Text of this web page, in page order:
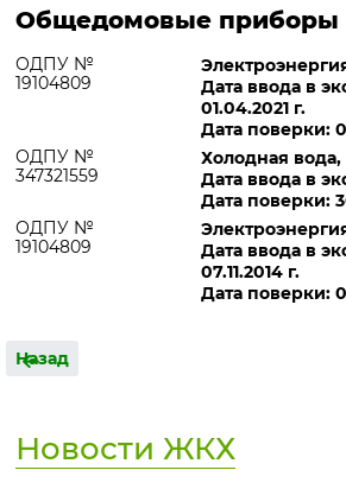
Общедомовые приборы
ОДПУ №
19104809
Дата ввода в
01.04.2021 г.
Дата поверки:
ОДПУ №
347321559
Холодная вода,
Дата ввода в
Дата поверки:
ОДПУ №
19104809
Дата ввода в
07.11.2014 г.
Дата поверки:
Назад
Новости ЖКХ